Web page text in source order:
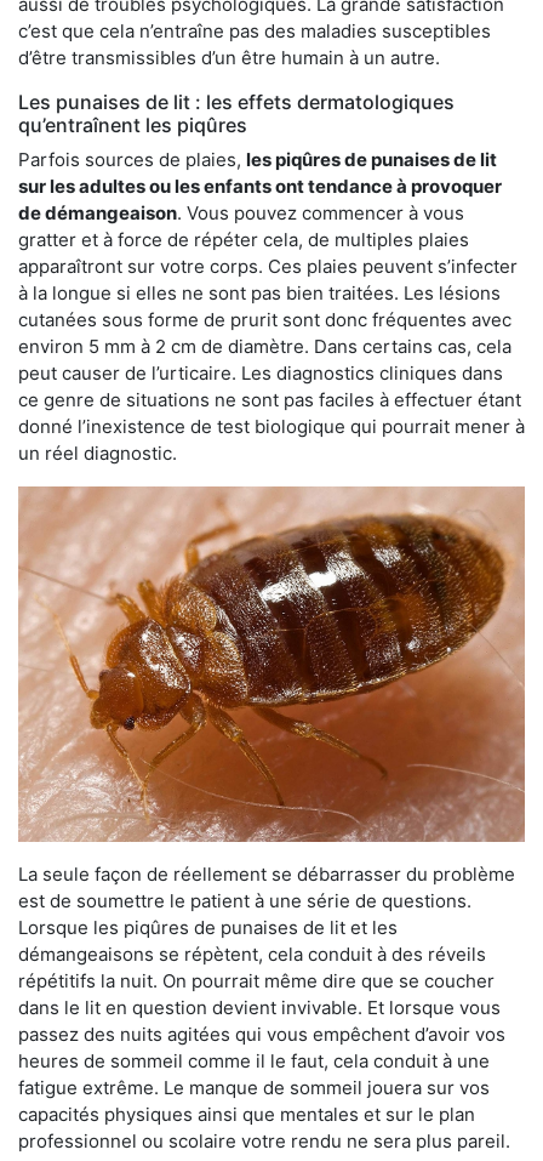
c’est que cela n’entraîne pas des maladies susceptibles
d’être transmissibles d’un être humain à un autre.
Les punaises de lit : les effets dermatologiques
qu’entraînent les piqûres
Parfois sources de plaies, les piqûres de punaises de lit
sur les adultes ou les enfants ont tendance à provoquer
de démangeaison. Vous pouvez commencer à vous
gratter et à force de répéter cela, de multiples plaies
apparaîtront sur votre corps. Ces plaies peuvent s’infecter
à la longue si elles ne sont pas bien traitées. Les lésions
cutanées sous forme de prurit sont donc fréquentes avec
environ 5 mm à 2 cm de diamètre. Dans certains cas, cela
peut causer de l’urticaire. Les diagnostics cliniques dans
ce genre de situations ne sont pas faciles à effectuer étant
donné l’inexistence de test biologique qui pourrait mener à
un réel diagnostic.
La seule façon de réellement se débarrasser du problème
est de soumettre le patient à une série de questions.
Lorsque les piqûres de punaises de lit et les
démangeaisons se répètent, cela conduit à des réveils
répétitifs la nuit. On pourrait même dire que se coucher
dans le lit en question devient invivable. Et lorsque vous
passez des nuits agitées qui vous empêchent d’avoir vos
heures de sommeil comme il le faut, cela conduit à une
fatigue extrême. Le manque de sommeil jouera sur vos
capacités physiques ainsi que mentales et sur le plan
professionnel ou scolaire votre rendu ne sera plus pareil.